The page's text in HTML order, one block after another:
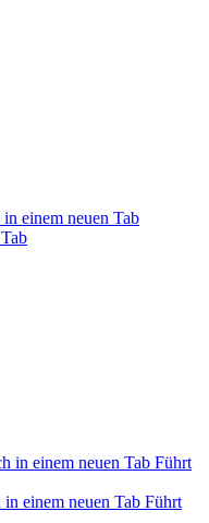
einem neuen Tab
in einem neuen Tab Führt
einem neuen Tab Führt